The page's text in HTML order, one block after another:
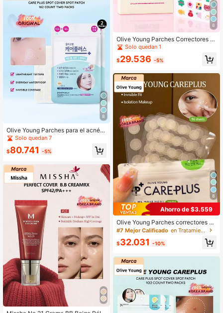
8
Olive Young Parches para el acné C
are Plus 162 piezas/caja, 2 cajas
Solo quedan 7
$80.741 -5%
8
Olive Young Parches Correctores d
e Acné CAREPLUS Versión Corean
a 48 piezas/Paquete
Solo quedan 1
$29.536 -5%
8
Ahorro de $3.559
Olive Young Parches correctores pa
ra acné Careplus 96 piezas
#7 Mejor Calificado en Tratamiento del acné
$32.031 -10%